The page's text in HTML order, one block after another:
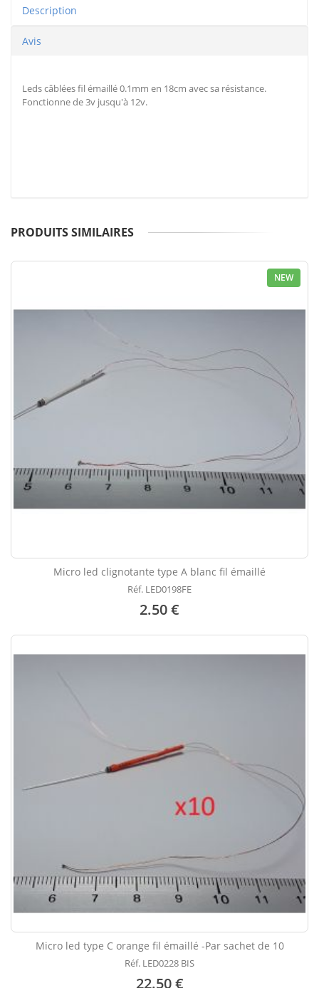
Description
Avis
Leds câblées fil émaillé 0.1mm en 18cm avec sa résistance.
Fonctionne de 3v jusqu'à 12v.
PRODUITS SIMILAIRES
NEW
Micro led clignotante type A blanc fil émaillé
Réf. LED0198FE
2.50 €
Micro led type C orange fil émaillé -Par sachet de 10
Réf. LED0228 BIS
22.50 €